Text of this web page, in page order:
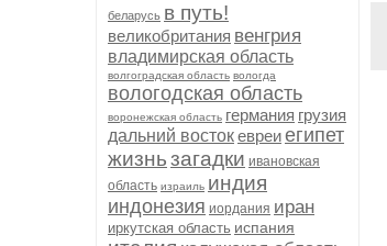
беларусь в путь!
великобритания венгрия
владимирская область
волгоградская область вологда
вологодская область
воронежская область германия грузия
дальний востокевреиегипет
жизньзагадки ивановская
область израиль индия
индонезия иордания иран
иркутская область испания